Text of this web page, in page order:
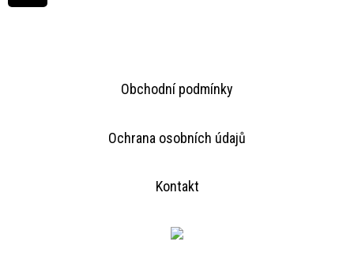
Obchodní podmínky
Ochrana osobních údajů
Kontakt